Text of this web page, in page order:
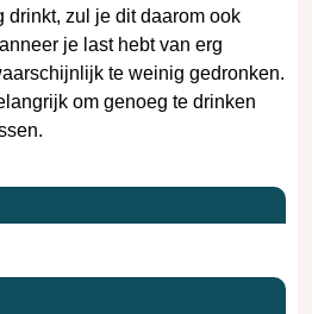
drinkt, zul je dit daarom ook
je last hebt van erg
te weinig gedronken.
om genoeg te drinken